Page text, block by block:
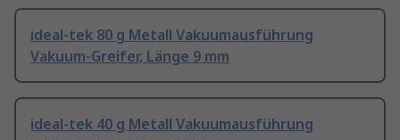
ideal-tek 80 g Metall Vakuumausführung
Vakuum-Greifer, Länge 9 mm
ideal-tek 40 g Metall Vakuumausführung